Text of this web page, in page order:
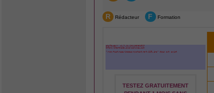
R Rédacteur F Formation
TESTEZ GRATUITEMENT